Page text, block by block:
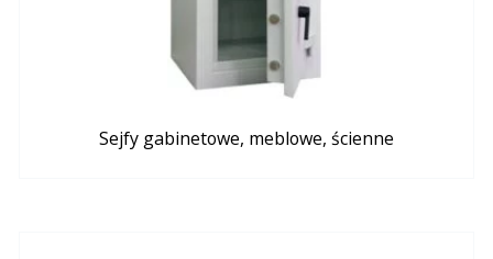
Sejfy gabinetowe, meblowe, ścienne